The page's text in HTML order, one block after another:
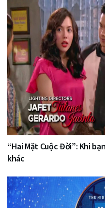
“Hai Mặt Cuộc Đời”: Khi
khác